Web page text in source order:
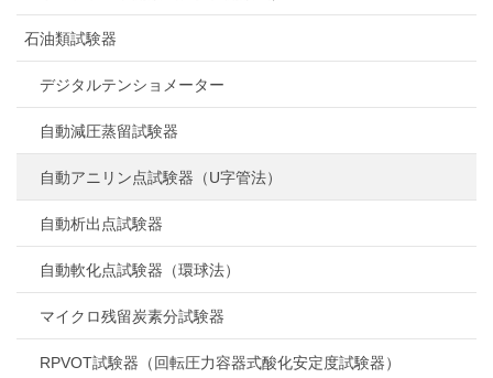
石油類試験器
デジタルテンショメーター
自動減圧蒸留試験器
自動アニリン点試験器（U字管法）
自動析出点試験器
自動軟化点試験器（環球法）
マイクロ残留炭素分試験器
RPVOT試験器（回転圧力容器式酸化安定度試験器）